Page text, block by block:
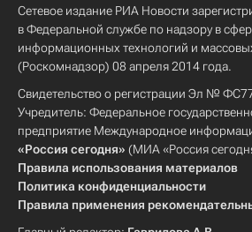
Сетевое издание РИА Новости
в Федеральной службе по надзору в
информационных технологий и
(Роскомнадзор) 08 апреля 2014 года.
Свидетельство о регистрации Эл №
Учредитель: Федеральное
предприятие Международное
«Россия сегодня» (МИА «Россия
Правила использования материалов
Политика конфиденциальности
Правила применения